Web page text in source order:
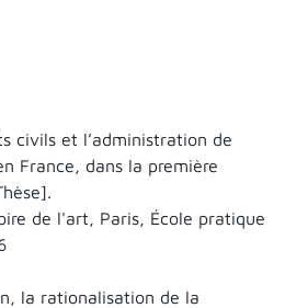
civils et l’administration de
France, dans la première
de l'art, Paris, École pratique
la rationalisation de la